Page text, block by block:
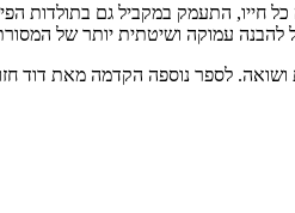
חייו, התעמק במקביל גם בתולדות
עמוקה ושיטתית יותר של
ושואה. לספר נוספה הקדמה מאת דוד